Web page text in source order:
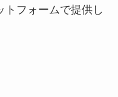
トフォームで提供し